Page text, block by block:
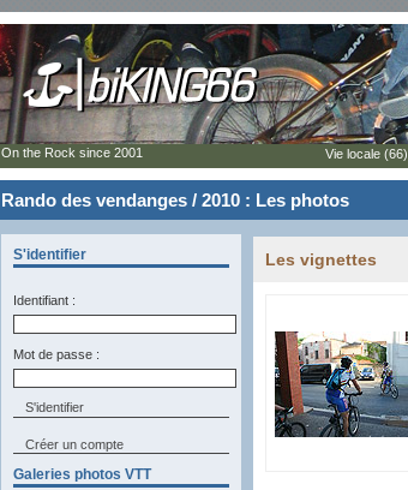
Rando des vendanges / 2010 : Les photos
S'identifier
Identifiant :
Mot de passe :
Créer un compte
Galeries photos VTT
Les vignettes
On the Rock since 2001 Vie locale (66)